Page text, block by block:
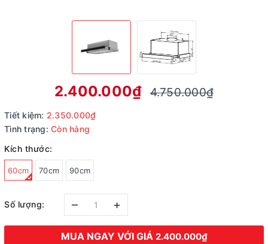
2.400.000₫ 4.750.000₫
Tiết kiệm: 2.350.000₫
Tình trạng: Còn hàng
Kích thước:
60cm 70cm 90cm
Số lượng: – +
MUA NGAY VỚI GIÁ 2.400.000₫